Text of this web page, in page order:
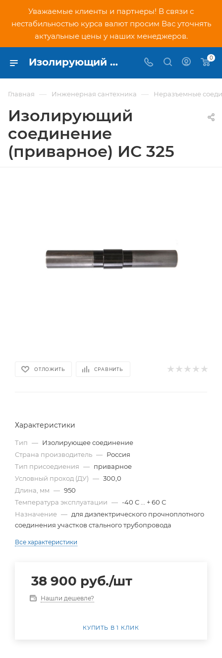
Уважаемые клиенты и партнеры! В связи с
нестабильностью курса валют просим Вас уточнять
актуальные цены у наших менеджеров.
Изолирующий соединение (приварное) ИС 325 - купить по низкой цене в Москве, интернет-магазин PNDtech.ru 0
Главная — Инженерная сантехника — Неразъемные
Изолирующий
соединение
(приварное) ИС 325
ОТЛОЖИТЬ СРАВНИТЬ
Характеристики
Тип — Изолирующее соединение
Страна производитель — Россия
Тип присоедиения — приварное
Условный проход (ДУ) — 300,0
Длина, мм — 950
Температура эксплуатации — -40 С ... + 60 С
Назначение — для диэлектрического прочноплотного
соединения участков стального трубопровода
Все характеристики
38 900 руб./шт
Нашли дешевле?
КУПИТЬ В 1 КЛИК